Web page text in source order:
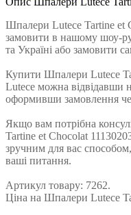
Шпалери Lutece Tartine et
замовити в нашому шоу-
та Україні або замовити
Купити Шпалери Lutece
Lutece можна відвідавши
оформивши замовлення
Якщо вам потрібна
Tartine et Chocolat
зручним для вас
ваші питання.
Артикул товару: 7262.
Ціна на Шпалери Lutece